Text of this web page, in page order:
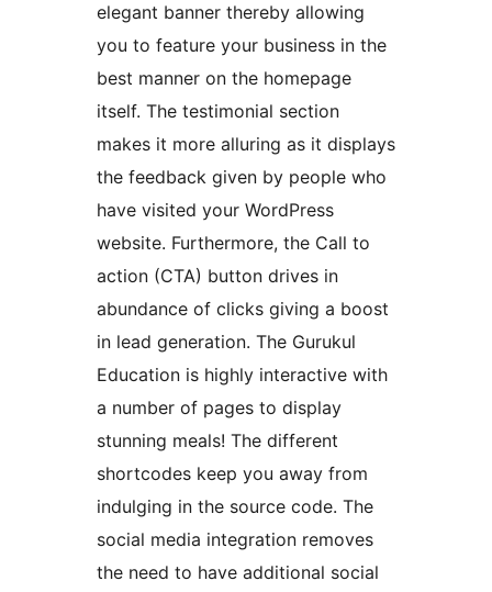
elegant banner thereby allowing
you to feature your business in the
best manner on the homepage
itself. The testimonial section
makes it more alluring as it displays
the feedback given by people who
have visited your WordPress
website. Furthermore, the Call to
action (CTA) button drives in
abundance of clicks giving a boost
in lead generation. The Gurukul
Education is highly interactive with
a number of pages to display
stunning meals! The different
shortcodes keep you away from
indulging in the source code. The
social media integration removes
the need to have additional social